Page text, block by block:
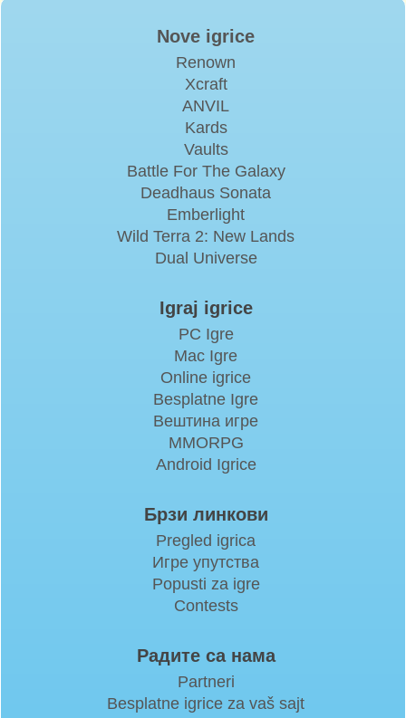
Nove igrice
Renown
Xcraft
ANVIL
Kards
Vaults
Battle For The Galaxy
Deadhaus Sonata
Emberlight
Wild Terra 2: New Lands
Dual Universe
Igraj igrice
PC Igre
Mac Igre
Online igrice
Besplatne Igre
Вештина игре
MMORPG
Android Igrice
Брзи линкови
Pregled igrica
Игре упутства
Popusti za igre
Contests
Радите са нама
Partneri
Besplatne igrice za vaš sajt